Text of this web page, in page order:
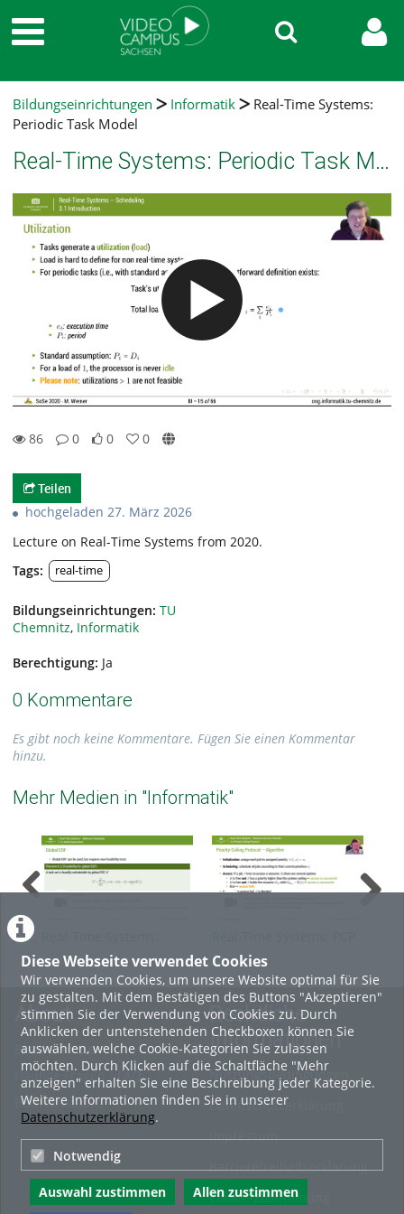
Diese Webseite verwendet Cookies
Wir verwenden Cookies, um unsere Website optimal für Sie
zu gestalten. Mit dem Bestätigen des Buttons "Akzeptieren"
stimmen Sie der Verwendung von Cookies zu. Durch
Anklicken der untenstehenden Checkboxen können Sie
auswählen, welche Cookie-Kategorien Sie zulassen
möchten. Durch Klicken auf die Schaltfläche "Mehr
anzeigen" erhalten Sie eine Beschreibung jeder Kategorie.
Weitere Informationen finden Sie in unserer
Datenschutzerklärung.
Notwendig
Auswahl zustimmen Allen zustimmen
Bildungseinrichtungen Informatik
Real-Time Systems:
Periodic Task Model
Real-Time Systems: Periodic Task Model
86
0
0
0
Teilen
hochgeladen 27. März 2026
Lecture on Real-Time Systems from 2020.
Tags:
real-time
Bildungseinrichtungen: TU
Chemnitz, Informatik
Berechtigung: Ja
0 Kommentare
Es gibt noch keine Kommentare. Fügen Sie einen Kommentar
hinzu.
Mehr Medien in "Informatik"
Multicore Scheduling -
Global Approaches
About
Erste Schritte
Häufige Fragen - FAQ
Betriebsstatus
Rechtliche
Informationen
Nutzungsbedingungen
Datenschutzerklärung
Impressum
Barrierefreiheitserklärung
Cookie-Zustimmung